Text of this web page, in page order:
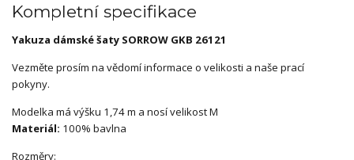
Kompletní specifikace
Yakuza dámské šaty SORROW GKB 26121
Vezměte prosím na vědomí informace o velikosti a naše prací
pokyny.
Modelka má výšku 1,74 m a nosí velikost M
Materiál: 100% bavlna
Rozměry: